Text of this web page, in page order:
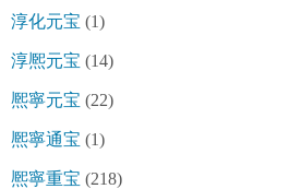
淳化元宝 (1)
淳熈元宝 (14)
熈寧元宝 (22)
熈寧通宝 (1)
熈寧重宝 (218)